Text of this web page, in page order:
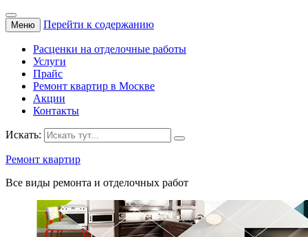
Меню Перейти к содержанию
Расценки на отделочные работы
Услуги
Прайс
Ремонт квартир в Москве
Акции
Контакты
Искать:
Ремонт квартир
Все виды ремонта и отделочных работ